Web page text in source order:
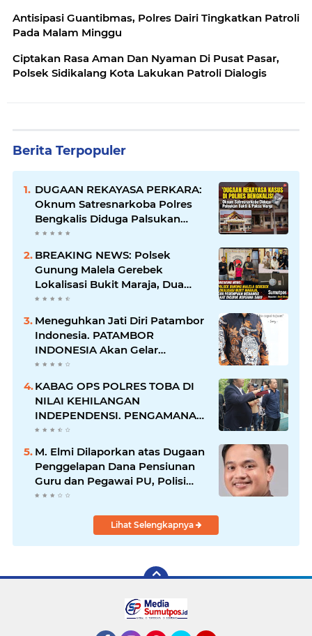
Antisipasi Guantibmas, Polres Dairi Tingkatkan Patroli
Pada Malam Minggu
Ciptakan Rasa Aman Dan Nyaman Di Pusat Pasar,
Polsek Sidikalang Kota Lakukan Patroli Dialogis
Berita Terpopuler
DUGAAN REKAYASA PERKARA:
Oknum Satresnarkoba Polres
Bengkalis Diduga Palsukan
Barang Bukti Hingga Paksa
BREAKING NEWS: Polsek
Gunung Malela Gerebek
Lokalisasi Bukit Maraja, Dua
Perempuan Menangis Saat
Diciduk Bersama Sabu
Meneguhkan Jati Diri Patambor
Indonesia. PATAMBOR
INDONESIA Akan Gelar
RAKERNAS II Di Jakarta.
KABAG OPS POLRES TOBA DI
NILAI KEHILANGAN
INDEPENDENSI. PENGAMANAN
PENEMBOKAN TANAH DI
LAGUBOTI DAPAT SOROTAN.
M. Elmi Dilaporkan atas Dugaan
Penggelapan Dana Pensiunan
Guru dan Pegawai PU, Polisi
Pastikan Proses Hukum
Lihat Selengkapnya